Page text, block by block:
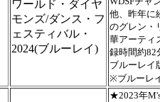
ワールド・ダイヤ
モンズ/ダンス・フ
ェスティバル・
2024(ブルーレイ)
他、昨年に
のグレン・
華アーティ
録時間約82
ブルーレイ
※ブルーレ
★2023年